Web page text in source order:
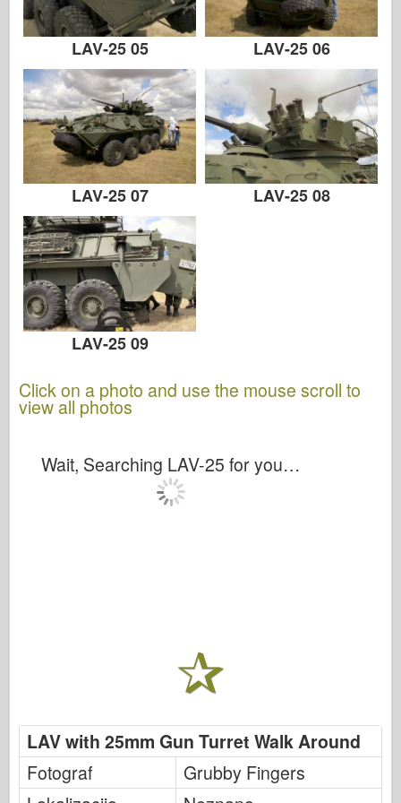
LAV-25 05 LAV-25 06
LAV-25 07 LAV-25 08
LAV-25 09
Click on a photo and use the mouse scroll to
view all photos
Wait, Searching LAV-25 for you…
LAV with 25mm Gun Turret Walk Around
Fotograf
Grubby Fingers